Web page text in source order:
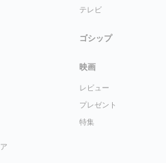
テレビ
ゴシップ
映画
レビュー
プレゼント
特集